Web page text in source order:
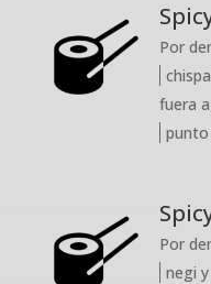
Por
fuera
punto
Por
negi